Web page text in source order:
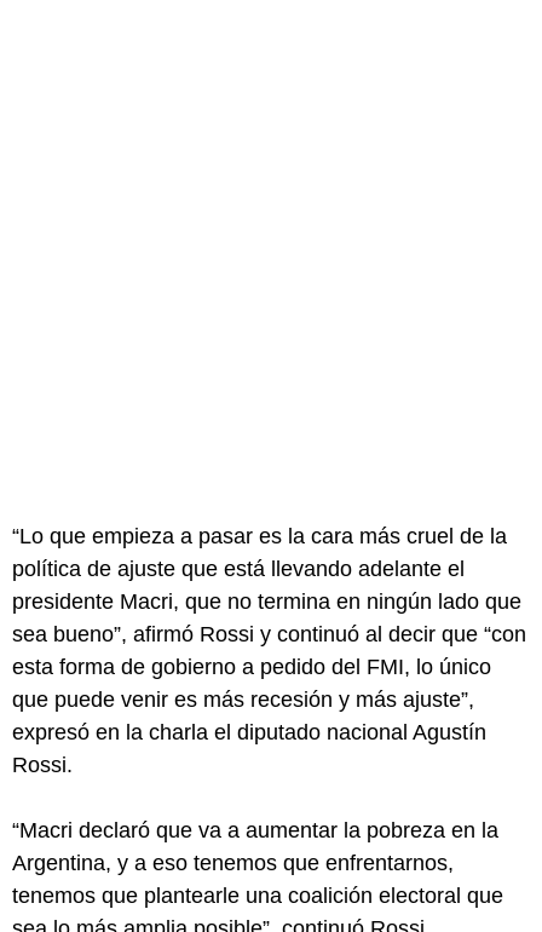
“Lo que empieza a pasar es la cara más cruel de la
política de ajuste que está llevando adelante el
presidente Macri, que no termina en ningún lado que
sea bueno”, afirmó Rossi y continuó al decir que “con
esta forma de gobierno a pedido del FMI, lo único
que puede venir es más recesión y más ajuste”,
expresó en la charla el diputado nacional Agustín
Rossi.
“Macri declaró que va a aumentar la pobreza en la
Argentina, y a eso tenemos que enfrentarnos,
tenemos que plantearle una coalición electoral que